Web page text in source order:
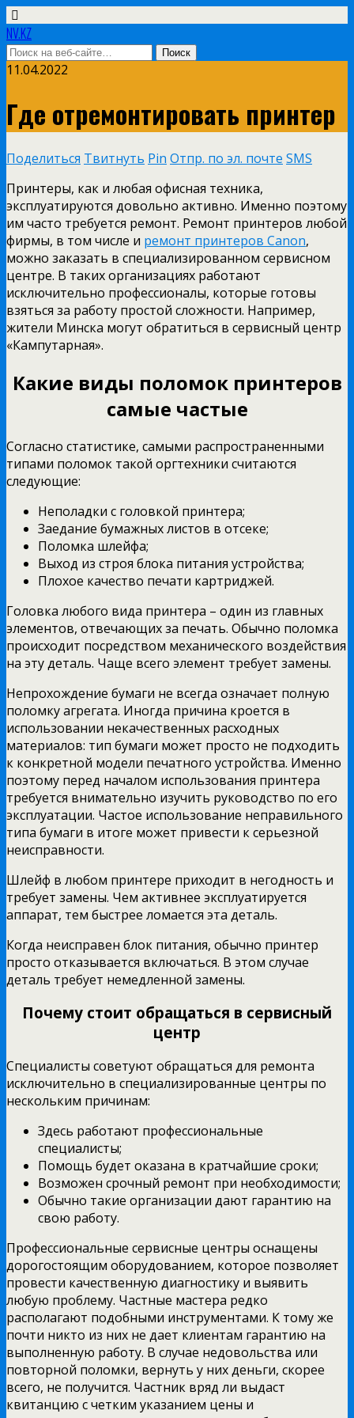
NV.KZ
11.04.2022
Где отремонтировать принтер
Поделиться Твитнуть Pin Отпр. по эл. почте SMS
Принтеры, как и любая офисная техника,
эксплуатируются довольно активно. Именно поэтому
им часто требуется ремонт. Ремонт принтеров любой
фирмы, в том числе и ремонт принтеров Canon,
можно заказать в специализированном сервисном
центре. В таких организациях работают
исключительно профессионалы, которые готовы
взяться за работу простой сложности. Например,
жители Минска могут обратиться в сервисный центр
«Кампутарная».
Какие виды поломок принтеров
самые частые
Согласно статистике, самыми распространенными
типами поломок такой оргтехники считаются
следующие:
Неполадки с головкой принтера;
Заедание бумажных листов в отсеке;
Поломка шлейфа;
Выход из строя блока питания устройства;
Плохое качество печати картриджей.
Головка любого вида принтера – один из главных
элементов, отвечающих за печать. Обычно поломка
происходит посредством механического воздействия
на эту деталь. Чаще всего элемент требует замены.
Непрохождение бумаги не всегда означает полную
поломку агрегата. Иногда причина кроется в
использовании некачественных расходных
материалов: тип бумаги может просто не подходить
к конкретной модели печатного устройства. Именно
поэтому перед началом использования принтера
требуется внимательно изучить руководство по его
эксплуатации. Частое использование неправильного
типа бумаги в итоге может привести к серьезной
неисправности.
Шлейф в любом принтере приходит в негодность и
требует замены. Чем активнее эксплуатируется
аппарат, тем быстрее ломается эта деталь.
Когда неисправен блок питания, обычно принтер
просто отказывается включаться. В этом случае
деталь требует немедленной замены.
Почему стоит обращаться в сервисный
центр
Специалисты советуют обращаться для ремонта
исключительно в специализированные центры по
нескольким причинам:
Здесь работают профессиональные
специалисты;
Помощь будет оказана в кратчайшие сроки;
Возможен срочный ремонт при необходимости;
Обычно такие организации дают гарантию на
свою работу.
Профессиональные сервисные центры оснащены
дорогостоящим оборудованием, которое позволяет
провести качественную диагностику и выявить
любую проблему. Частные мастера редко
располагают подобными инструментами. К тому же
почти никто из них не дает клиентам гарантию на
выполненную работу. В случае недовольства или
повторной поломки, вернуть у них деньги, скорее
всего, не получится. Частник вряд ли выдаст
квитанцию с четким указанием цены и